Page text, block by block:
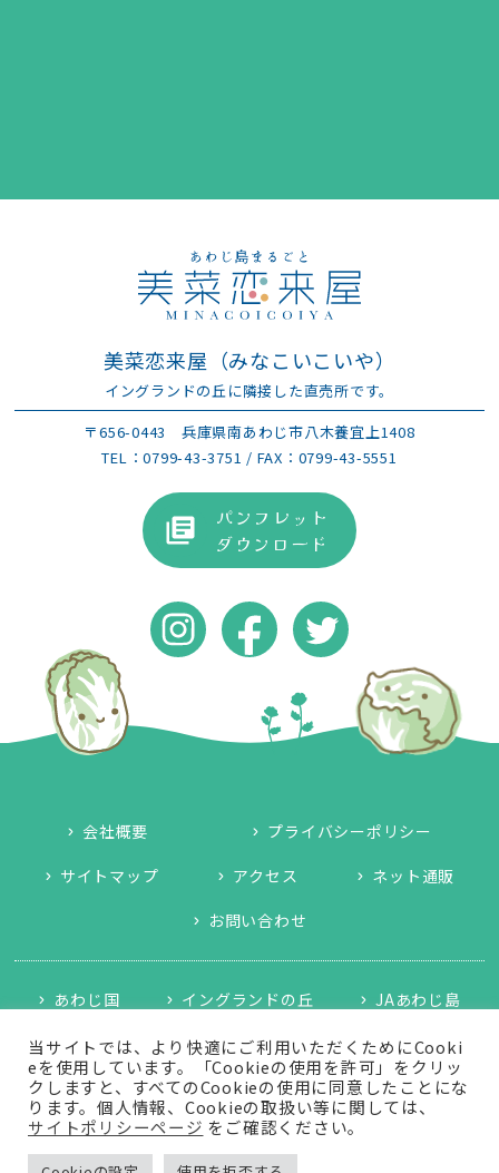
美菜恋来屋（みなこいこいや）
イングランドの丘に隣接した直売所です。
〒656-0443 兵庫県南あわじ市八木養宜上1408
TEL：0799-43-3751 / FAX：0799-43-5551
パンフレット
ダウンロード
会社概要
プライバシーポリシー
サイトマップ
アクセス
ネット通販
お問い合わせ
あわじ国 イングランドの丘
JAあわじ島
淡路島牛乳
JAタウン「あつめて、兵庫。」
南あわじ市役所
神戸プレジール本店
Copyright © 2022 - 2026 あわじ島まるごと株式会社 All
当サイトでは、より快適にご利用いただくためにCooki
eを使用しています。「Cookieの使用を許可」をクリッ
クしますと、すべてのCookieの使用に同意したことにな
ります。個人情報、Cookieの取扱い等に関しては、
サイトポリシーページ をご確認ください。